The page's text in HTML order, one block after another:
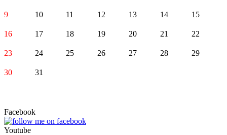
9 10 11 12 13 14 15
16 17 18 19 20 21 22
23 24 25 26 27 28 29
30 31
Facebook
Youtube